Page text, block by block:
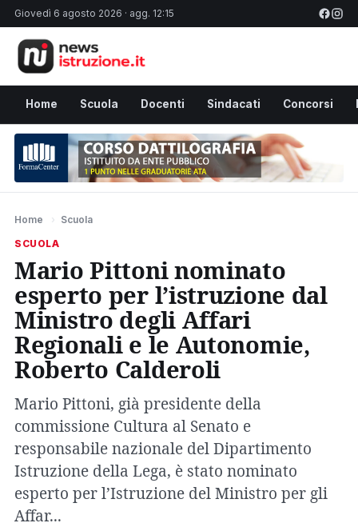
Giovedì 6 agosto 2026 · agg. 12:15
Home Scuola Docenti Sindacati Concorsi
Home › Scuola
SCUOLA
Mario Pittoni nominato
esperto per l’istruzione dal
Ministro degli Affari
Regionali e le Autonomie,
Roberto Calderoli
Mario Pittoni, già presidente della
commissione Cultura al Senato e
responsabile nazionale del Dipartimento
Istruzione della Lega, è stato nominato
esperto per l’Istruzione del Ministro per gli
Affar...